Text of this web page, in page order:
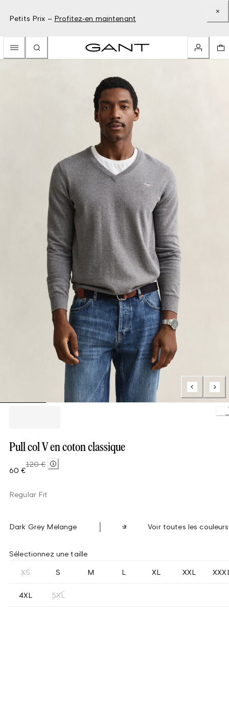
Petits Prix – Profitez-en maintenant
Pull col V en coton classique
60 €
120 €
Regular Fit
Dark Grey Melange Voir toutes les
Sélectionnez une taille
XS S M L XL XXL
4XL 5XL